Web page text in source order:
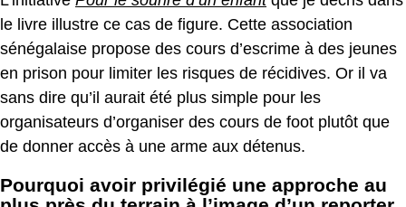
le livre illustre ce cas de figure. Cette association
sénégalaise propose des cours d’escrime à des jeunes
en prison pour limiter les risques de récidives. Or il va
sans dire qu’il aurait été plus simple pour les
organisateurs d’organiser des cours de foot plutôt que
de donner accès à une arme aux détenus.
Pourquoi avoir privilégié une approche au